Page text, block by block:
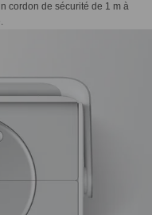
cordon de sécurité de 1 m à